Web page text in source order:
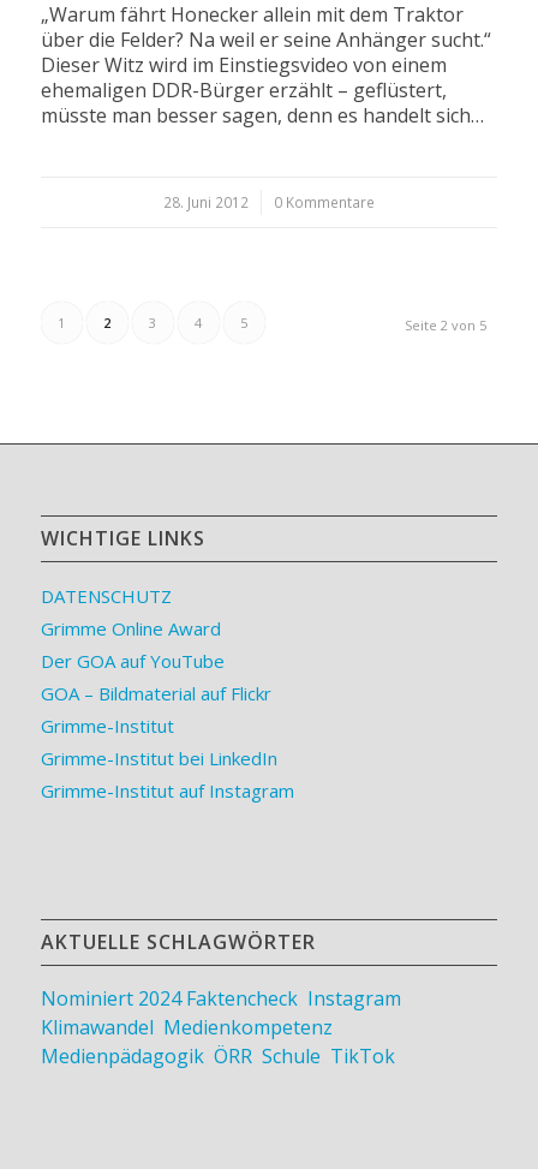
„Warum fährt Honecker allein mit dem Traktor
über die Felder? Na weil er seine Anhänger sucht.“
Dieser Witz wird im Einstiegsvideo von einem
ehemaligen DDR-Bürger erzählt – geflüstert,
müsste man besser sagen, denn es handelt sich…
28. Juni 2012 0 Kommentare
Seite 2 von 5
1 2 3 4 5
WICHTIGE LINKS
DATENSCHUTZ
Grimme Online Award
Der GOA auf YouTube
GOA – Bildmaterial auf Flickr
Grimme-Institut
Grimme-Institut bei LinkedIn
Grimme-Institut auf Instagram
AKTUELLE SCHLAGWÖRTER
Nominiert 2024 Faktencheck, Instagram
Klimawandel Medienkompetenz
Medienpädagogik, ÖRR, Schule TikTok